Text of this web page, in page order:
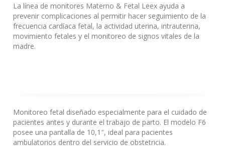
La línea de monitores Materno & Fetal Leex ayuda a
prevenir complicaciones al permitir hacer seguimiento de la
frecuencia cardíaca fetal, la actividad uterina, intrauterina,
movimiento fetales y el monitoreo de signos vitales de la
madre.
Monitoreo fetal diseñado especialmente para el cuidado de
pacientes antes y durante el trabajo de parto. El modelo F6
posee una pantalla de 10,1″, ideal para pacientes
ambulatorios dentro del servicio de obstetricia.